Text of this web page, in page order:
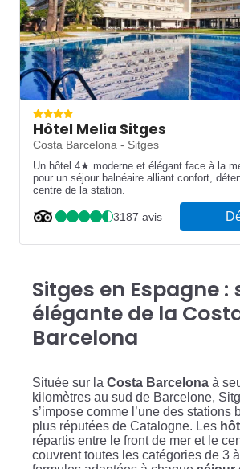
Hôtel Melia Sitges
Costa Barcelona - Sitges
Un hôtel 4★ moderne et élégant face à la
pour un séjour balnéaire alliant confort,
centre de la station.
3187 avis
Sitges en Espagne
élégante de la
Barcelona
Située sur la Costa Barcelona à
kilomètres au sud de Barcelone,
s’impose comme l’une des stations
plus réputées de Catalogne. Les
répartis entre le front de mer et le
couvrent toutes les catégories de 3